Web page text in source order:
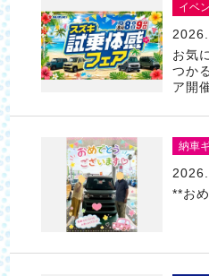
イベ
お気
つか
ア開
納車
**お